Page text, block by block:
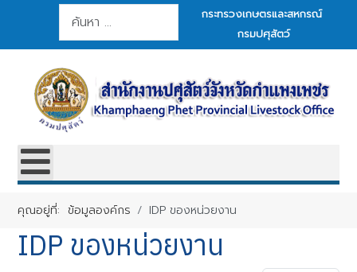
การค้นหา
กระทรวงเกษตรและสหกรณ์
กรมปศุสัตว์
คุณอยู่ที่:ข้อมูลองค์กร IDP ของหน่วยงาน
IDP ของหน่วยงาน